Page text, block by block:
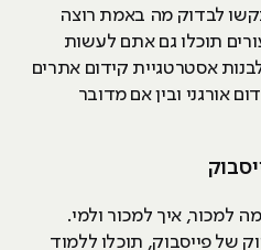
לבדוק מה באמת רוצה
תוכלו גם אתם לעשות
אסטרטגיית קידום אתרים
אורגני ובין אם מדובר
למכור, איך למכור ולמי.
של פייסבוק, תוכלו ללמוד